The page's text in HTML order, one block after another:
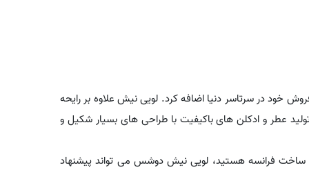
در سرتاسر دنیا اضافه کرد. لویی نیش علاوه بر رایحه
عطر و ادکلن های باکیفیت با طراحی های بسیار شکیل و
ساخت فرانسه هستید، لویی نیش دوشس می تواند پیشنهاد